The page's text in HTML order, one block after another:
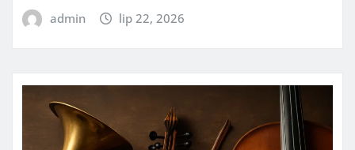
admin lip 22, 2026